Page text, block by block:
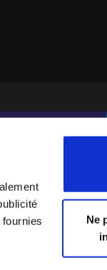
Ne
#IFESWORLD